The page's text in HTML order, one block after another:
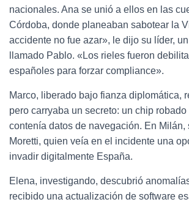
nacionales. Ana se unió a ellos en las
Córdoba, donde planeaban sabotear la
accidente no fue azar», le dijo su líder,
llamado Pablo. «Los rieles fueron
españoles para forzar compliance».
Marco, liberado bajo fianza diplomática,
pero carryaba un secreto: un chip
contenía datos de navegación. En Milán,
Moretti, quien veía en el incidente una
invadir digitalmente España.
Elena, investigando, descubrió
recibido una actualización de software